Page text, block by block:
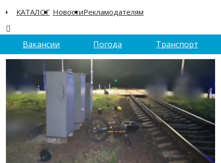
КАТАЛОГ НовостиРекламодателям
Вакансии Погода Транспорт